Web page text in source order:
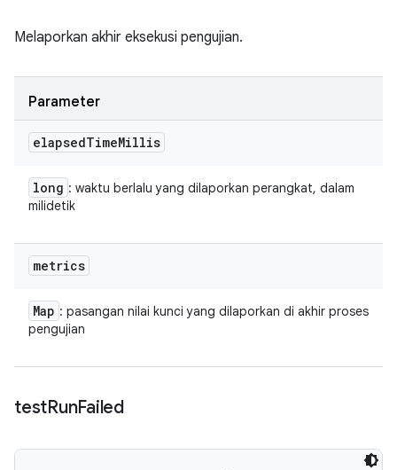
Melaporkan akhir eksekusi pengujian.
Parameter
elapsedTimeMillis
long : waktu berlalu yang dilaporkan perangkat, dalam
milidetik
metrics
Map : pasangan nilai kunci yang dilaporkan di akhir proses
pengujian
testRunFailed